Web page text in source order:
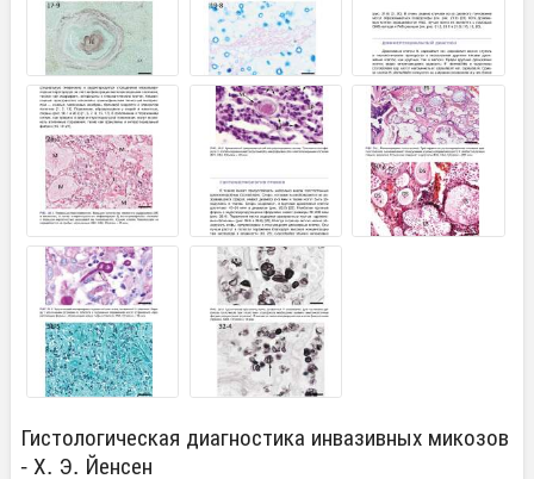
Гистологическая диагностика инвазивных микозов
- Х. Э. Йенсен